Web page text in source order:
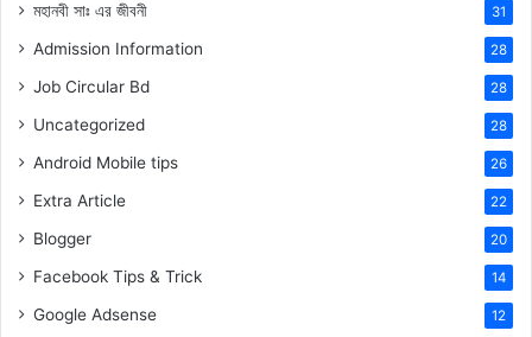
মহানবী সাঃ এর জীবনী 31
Admission Information 28
Job Circular Bd 28
Uncategorized 28
Android Mobile tips 26
Extra Article 22
Blogger 20
Facebook Tips & Trick 14
Google Adsense 12